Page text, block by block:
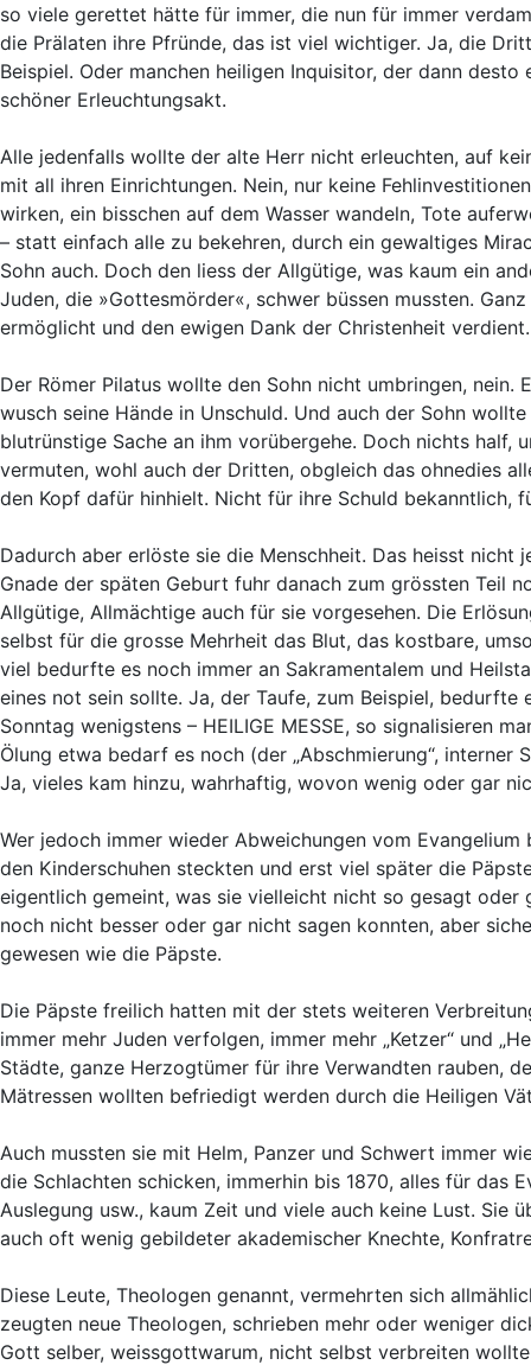
so viele gerettet hätte für immer, die nun für immer
die Prälaten ihre Pfründe, das ist viel wichtiger. Ja, die
Beispiel. Oder manchen heiligen Inquisitor, der dann
schöner Erleuchtungsakt.
Alle jedenfalls wollte der alte Herr nicht erleuchten, auf
mit all ihren Einrichtungen. Nein, nur keine
wirken, ein bisschen auf dem Wasser wandeln, Tote
– statt einfach alle zu bekehren, durch ein gewaltiges
Sohn auch. Doch den liess der Allgütige, was kaum ein
Juden, die »Gottesmörder«, schwer büssen mussten.
ermöglicht und den ewigen Dank der Christenheit verdient.
Der Römer Pilatus wollte den Sohn nicht umbringen,
wusch seine Hände in Unschuld. Und auch der Sohn
blutrünstige Sache an ihm vorübergehe. Doch nichts half,
vermuten, wohl auch der Dritten, obgleich das ohnedies
den Kopf dafür hinhielt. Nicht für ihre Schuld bekanntlich,
Dadurch aber erlöste sie die Menschheit. Das heisst
Gnade der späten Geburt fuhr danach zum grössten Teil
Allgütige, Allmächtige auch für sie vorgesehen. Die
selbst für die grosse Mehrheit das Blut, das kostbare,
viel bedurfte es noch immer an Sakramentalem und
eines not sein sollte. Ja, der Taufe, zum Beispiel, bedurfte
Sonntag wenigstens – HEILIGE MESSE, so signalisieren
Ölung etwa bedarf es noch (der „Abschmierung“,
Ja, vieles kam hinzu, wahrhaftig, wovon wenig oder gar
Wer jedoch immer wieder Abweichungen vom
den Kinderschuhen steckten und erst viel später die
eigentlich gemeint, was sie vielleicht nicht so gesagt
noch nicht besser oder gar nicht sagen konnten, aber
gewesen wie die Päpste.
Die Päpste freilich hatten mit der stets weiteren
immer mehr Juden verfolgen, immer mehr „Ketzer“ und
Städte, ganze Herzogtümer für ihre Verwandten rauben,
Mätressen wollten befriedigt werden durch die Heiligen
Auch mussten sie mit Helm, Panzer und Schwert immer
die Schlachten schicken, immerhin bis 1870, alles für das
Auslegung usw., kaum Zeit und viele auch keine Lust. Sie
auch oft wenig gebildeter akademischer Knechte,
Diese Leute, Theologen genannt, vermehrten sich
zeugten neue Theologen, schrieben mehr oder weniger
Gott selber, weissgottwarum, nicht selbst verbreiten